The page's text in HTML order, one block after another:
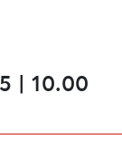
| 10.00